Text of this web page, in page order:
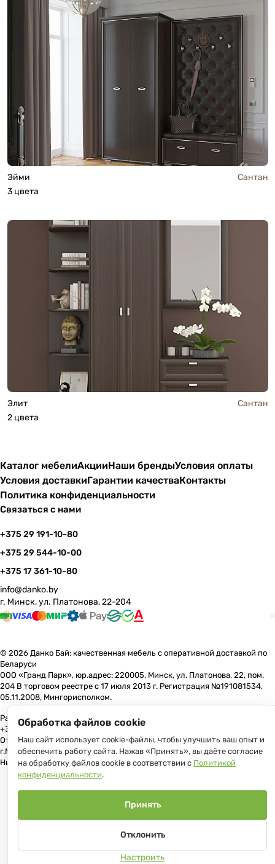
Эйми
Сантан
3 цвета
Элит
Сантан
2 цвета
Каталог мебелиАкцииНаши брендыУсловия оплаты
Условия доставкиГарантии качестваКонтакты
Политика конфиденциальности
Связаться с нами
+375 29 191-10-80
+375 29 544-10-00
+375 17 361-10-80
info@danko.by
г. Минск, ул. Платонова, 22-204
© 2026 Данко Бай: качественная мебель с оперативной доставкой по
Беларуси
ООО «Гранд Парк», юр.адрес: 220005, Минск, ул. Платонова, 22, пом.
204 В торговом реестре с 17 июля 2013 г. Регистрация №191081534,
05.11.2008, Мингорисполком.
Рассмотрение обращений потребителей, телефон +375 (17) 361-10-80,
+375 (29) 191-10-80, +375 (29) 544-10-00, e-mail: info@danko.by
Отдел торговли и услуг Администрации Первомайского района
г.Минска: тел. +375(17)215-14-65, Начальник отдела: Жакович Юлия
Николаевна
Обработка файлов cookie
Наш сайт использует cookie-файлы, чтобы улучшить ваш опыт и
обеспечить работу сайта. Нажав «Принять», вы даёте согласие
на обработку файлов cookie в соответствии с Политикой
конфиденциальности.
Настроить
Отклонить
Принять